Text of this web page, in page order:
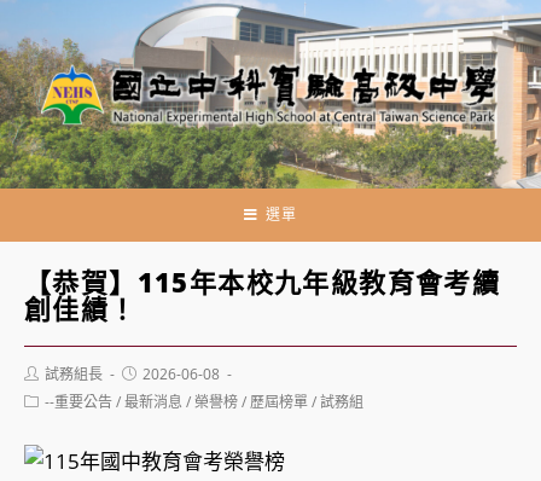
轉
至
主
要
內
選單
【恭賀】115年本校九年級教育會考續
創佳績！
Post
author:
試務組長
Post
published:
2026-06-08
Post--重要公告/最新消息 /榮譽榜/歷屆榜單/試務組